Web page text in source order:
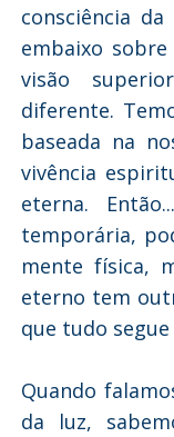
consciência
embaixo
visão
diferente.
baseada na
vivência
eterna.
temporária,
mente física,
eterno tem
que tudo
Quando
da luz,